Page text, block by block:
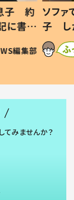
1歳息
！？」
可愛
編集部
小1か
ッド
作り
#令和
SNSで
てみませんか？